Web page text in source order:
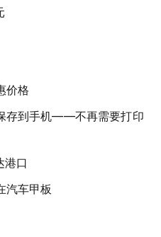
价格
存到手机——不再需要打印
港口
汽车甲板